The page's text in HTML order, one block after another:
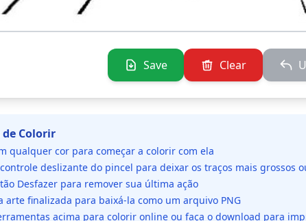
Save Clear
de Colorir
qualquer cor para começar a colorir com ela
controle deslizante do pincel para deixar os traços mais grossos
Desfazer para remover sua última ação
arte finalizada para baixá-la como um arquivo PNG
acima para colorir online ou faça o download para